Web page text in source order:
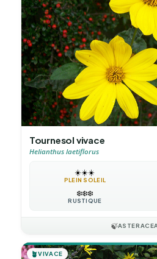
Tournesol vivace
Helianthus laetiflorus
☀️☀️☀️
PLEIN SOLEIL
❄️❄️❄️
RUSTIQUE
🍃
🪴VIVACE